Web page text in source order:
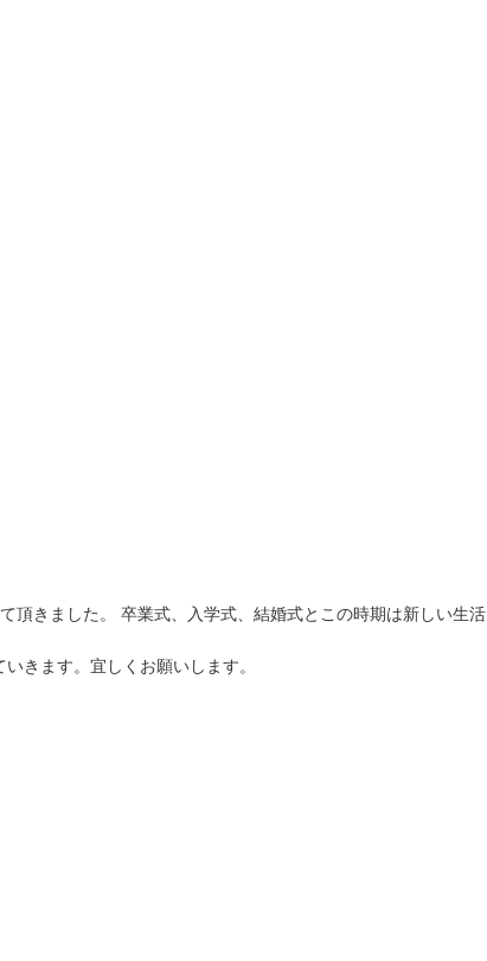
きました。 卒業式、入学式、結婚式とこの時期は新しい生
きます。宜しくお願いします。